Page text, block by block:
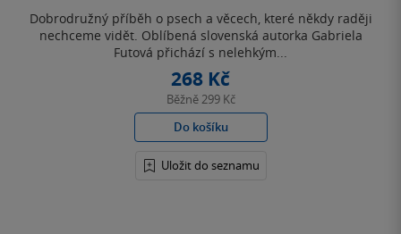
Dobrodružný příběh o psech a věcech, které někdy raději
nechceme vidět. Oblíbená slovenská autorka Gabriela
Futová přichází s nelehkým...
268 Kč
Běžně299 Kč
Do košíku
Uložit do seznamu